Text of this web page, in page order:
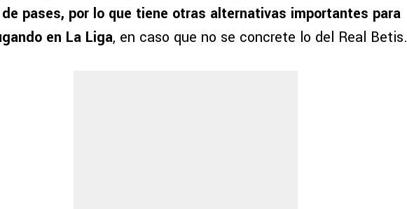
pases, por lo que tiene otras alternativas importantes para
en La Liga, en caso que no se concrete lo del Real Betis.